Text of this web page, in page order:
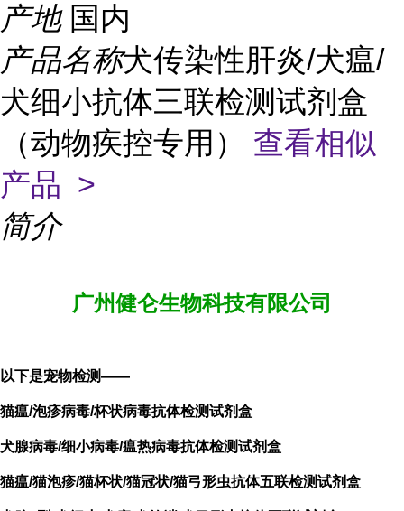
产地 国内
产品名称犬传染性肝炎/犬瘟/
犬细小抗体三联检测试剂盒
（动物疾控专用） 查看相似
产品 >
简介
广州健仑生物科技有限公司
以下是宠物检测——
猫瘟/泡疹病毒/杯状病毒抗体检测试剂盒
犬腺病毒/细小病毒/瘟热病毒抗体检测试剂盒
猫瘟/猫泡疹/猫杯状/猫冠状/猫弓形虫抗体五联检测试剂盒